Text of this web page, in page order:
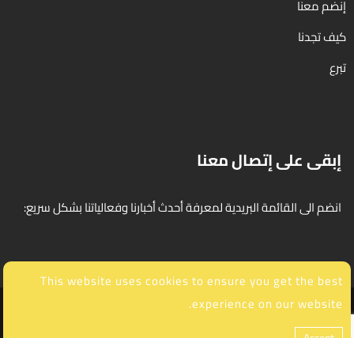
إنضم معنا
كيف تجدنا
تبرع
إبقى على إتصال معنا
انضم الى القائمة البريدية لمعرفة أحدث أخبارنا وفعالياتنا بشكل سريع:
© 2025 جميع الحقوق محفوظة. تصميم وتطوير
This website uses cookies to ensure you get the best
experience on our website.